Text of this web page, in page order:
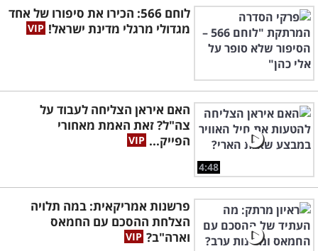
לוחם 566: הכירו את סיפורו של אחד
מגדולי מרגלי מדינת ישראל!
4:48
האם איראן הצליחה לעבוד על
צה"ל? זאת האמת מאחורי
הפייק...
פרשנות אמריקאית: במה תלויה
הצלחת ההסכם עם החמאס
וארה"ב?